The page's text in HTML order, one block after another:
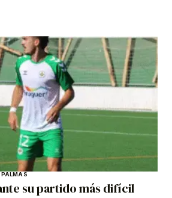
PALMAS
su partido más difícil